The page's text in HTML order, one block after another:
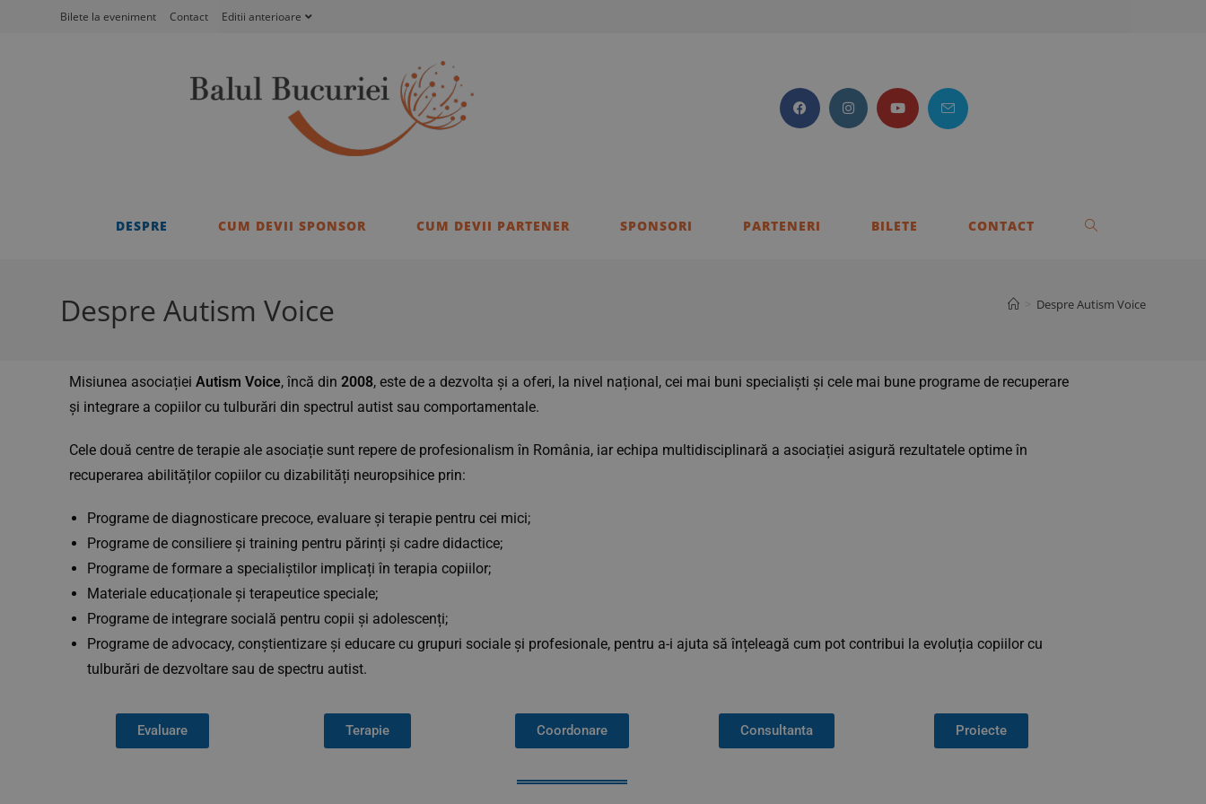
Bilete la eveniment Contact Editii anterioare
DESPRE CUM DEVII SPONSOR CUM DEVII PARTENER SPONSORI PARTENERI BILETE CONTACT
Despre Autism Voice Despre Autism Voice
Misiunea asociațieiAutism Voice, încă din2008, este de a dezvolta și a oferi, la nivel național, cei mai buni specialiști și cele mai bune programe de recuperare
și integrare a copiilor cu tulburări din spectrul autist sau comportamentale.
Cele două centre de terapie ale asociație sunt repere de profesionalism în România, iar echipa multidisciplinară a asociației asigură rezultatele optime în
recuperarea abilităților copiilor cu dizabilități neuropsihice prin:
Programe de diagnosticare precoce, evaluare și terapie pentru cei mici;
Programe de consiliere și training pentru părinți și cadre didactice;
Programe de formare a specialiștilor implicați în terapia copiilor;
Materiale educaționale și terapeutice speciale;
Programe de integrare socială pentru copii și adolescenți;
Programe de advocacy, conștientizare și educare cu grupuri sociale și profesionale, pentru a-i ajuta să înțeleagă cum pot contribui la evoluția copiilor cu
tulburări de dezvoltare sau de spectru autist.
Evaluare Terapie Coordonare Consultanta Proiecte